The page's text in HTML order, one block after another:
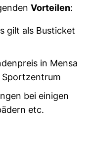
Vorteilen:
gilt als Busticket
in Mensa
Sportzentrum
bei einigen
etc.